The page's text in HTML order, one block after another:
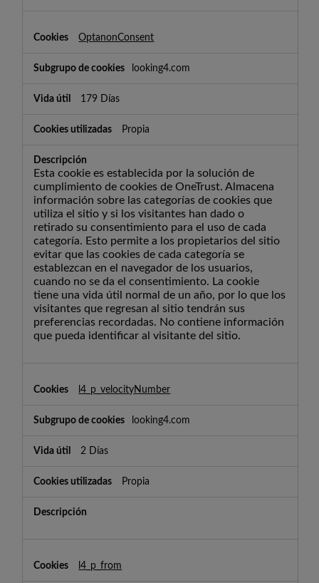
OptanonConsent
looking4.com
179 Días
Propia
Esta cookie es establecida por la solución de
cumplimiento de cookies de OneTrust. Almacena
información sobre las categorías de cookies que
utiliza el sitio y si los visitantes han dado o
retirado su consentimiento para el uso de cada
categoría. Esto permite a los propietarios del sitio
evitar que las cookies de cada categoría se
establezcan en el navegador de los usuarios,
cuando no se da el consentimiento. La cookie
tiene una vida útil normal de un año, por lo que los
visitantes que regresan al sitio tendrán sus
preferencias recordadas. No contiene información
que pueda identificar al visitante del sitio.
l4_p_velocityNumber
looking4.com
2 Días
Propia
l4_p_from